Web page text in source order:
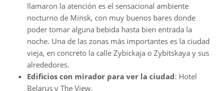
llamaron la atención es el sensacional ambiente
nocturno de Minsk, con muy buenos bares donde
poder tomar alguna bebida hasta bien entrada la
noche. Una de las zonas más importantes es la ciudad
vieja, en concreto la calle Zybickaja o Zybitskaya y sus
alrededores.
Edificios con mirador para ver la ciudad: Hotel
Belarus y The View.